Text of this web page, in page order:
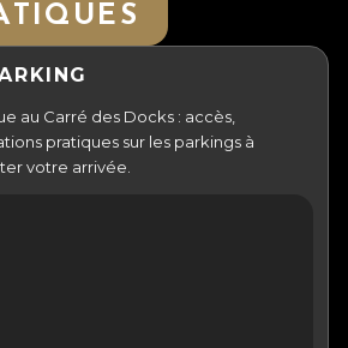
au Carré des Docks : accès,
pratiques sur les parkings à
votre arrivée.